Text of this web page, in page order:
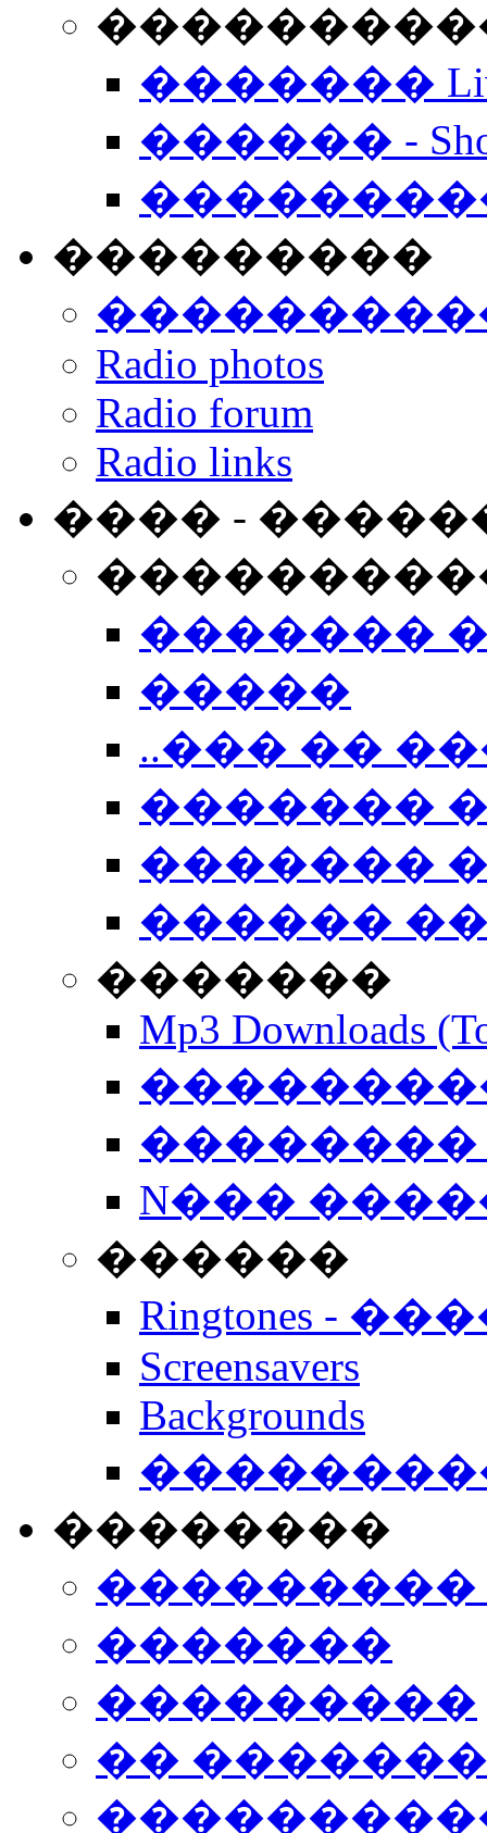
����������
�������
������ -
���������
Radio photos
Radio forum
Radio links
���� -
�������
�����
..��� ��
�������
�������
������
�������
Mp3 Downloads
��������
N���
������
Ringtones -
Screensavers
Backgrounds
��������
���������
�������
���������
��